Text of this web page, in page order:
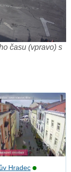
času (vpravo) s
Hradec